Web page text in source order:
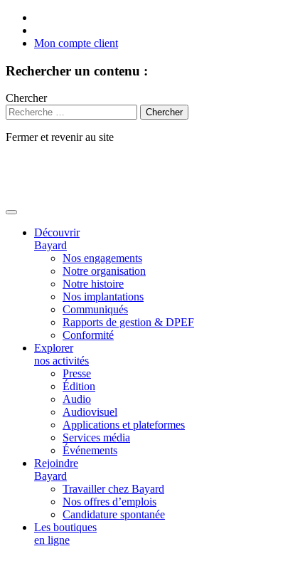
Mon compte client
Rechercher un contenu :
Chercher
Fermer et revenir au site
Découvrir
Bayard
Nos engagements
Notre organisation
Notre histoire
Nos implantations
Communiqués
Rapports de gestion & DPEF
Conformité
Explorer
nos activités
Presse
Édition
Audio
Audiovisuel
Applications et plateformes
Services média
Événements
Rejoindre
Bayard
Travailler chez Bayard
Nos offres d’emplois
Candidature spontanée
Les boutiques
en ligne